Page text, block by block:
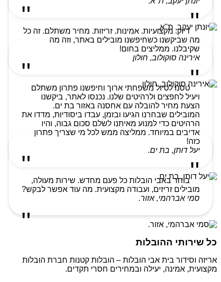
דיוק. מקצועיות. אמינות. זריזות. מחיר משתלם. זה כל
מה שביקשנו כשחיפשנו מובילים באתר, וזה מה
שקיבלנו. ממליצים בחום!
אירינה סוקולוב, חולון
טסנו לטיול משפחתי ארוך וחיפשנו פתרון משתלם
ויעיל לחפצים ולרהיטים שלנו. נכנסו לאתר, ביקשנו
הצעת מחיר להובלה עם אחסנה באזור בת ים.
המובילים שבחרנו הגיעו ובזמן, עבדו ביסודיות, מדדו את
הרהיטים כדי למנוע מאיתנו לשלם סכום גבוה, והיו
אדיבים במיוחד. ממליצה ממש לכל מי שצריך פתרון
כזה!
יעל דותן, בת ים.
בוחר באבי הובלות כל פעם מחדש. שירות מעולה,
מובילים זריזים, ועבודה מקצועית. מה עוד אפשר לבקש?
סמי אברהמי, אזור.
כל שירותי ההובלות
אריזה וסידור בית אבי הובלות – הובלות קטנות חברת הובלות
מקצועית, אמינה, יעילה ובמחירים חסרי תקדים.